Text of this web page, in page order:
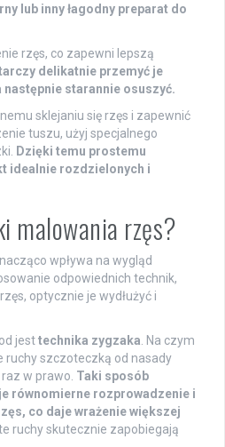
lub inny łagodny preparat do
rzęs, co zapewni lepszą
delikatnie przemyć je
następnie starannie osuszyć.
sklejaniu się rzęs i zapewnić
tuszu, użyj specjalnego
Dzięki temu prostemu
idealnie rozdzielonych i
malowania rzęs?
wpływa na wygląd
odpowiednich technik,
optycznie je wydłużyć i
jesttechnika zygzaka . Na czym
ruchy szczoteczką od nasady
w prawo. Taki sposób
równomierne rozprowadzenie i
co daje wrażenie większej
ruchy skutecznie zapobiegają